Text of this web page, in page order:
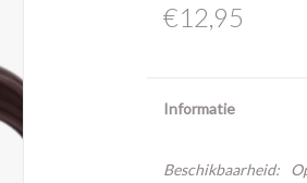
€12,95
Informatie
Beschikbaarheid: